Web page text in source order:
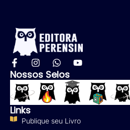
Nossos Selos
Links
Publique seu Livro